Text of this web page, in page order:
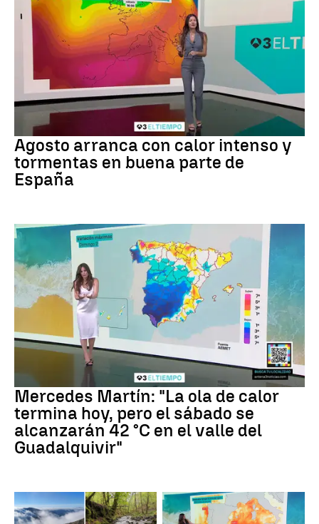
Tiempo
Agosto arranca con calor intenso y
tormentas en buena parte de
España
La previsión
Mercedes Martín: "La ola de calor
termina hoy, pero el sábado se
alcanzarán 42 °C en el valle del
Guadalquivir"